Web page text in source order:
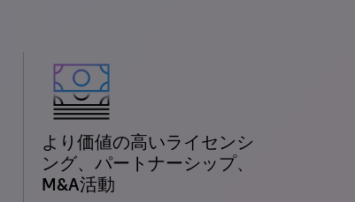
より価値の高いライセンシ
ング、パートナーシップ、
M&A活動